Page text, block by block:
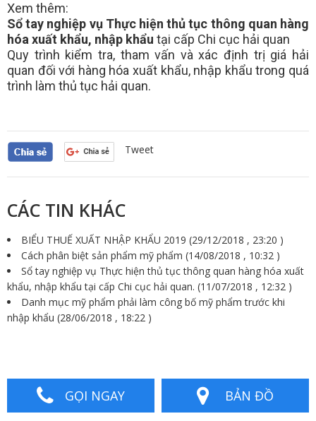
Xem thêm:
Sổ tay nghiệp vụ Thực hiện thủ tục thông quan hàng
hóa xuất khẩu, nhập khẩu tại cấp Chi cục hải quan
Quy trình kiểm tra, tham vấn và xác định trị giá hải
quan đối với hàng hóa xuất khẩu, nhập khẩu trong quá
trình làm thủ tục hải quan.
Tweet
CÁC TIN KHÁC
BIỂU THUẾ XUẤT NHẬP KHẨU 2019 (29/12/2018 , 23:20 )
Cách phân biệt sản phẩm mỹ phẩm (14/08/2018 , 10:32 )
Sổ tay nghiệp vụ Thực hiện thủ tục thông quan hàng hóa xuất
khẩu, nhập khẩu tại cấp Chi cục hải quan. (11/07/2018 , 12:32 )
Danh mục mỹ phẩm phải làm công bố mỹ phẩm trước khi
nhập khẩu (28/06/2018 , 18:22 )
GỌI NGAY BẢN ĐỒ